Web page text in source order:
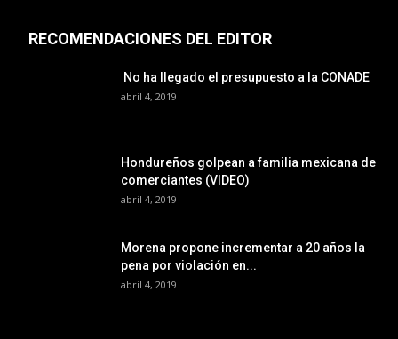
RECOMENDACIONES DEL EDITOR
No ha llegado el presupuesto a la CONADE
abril 4, 2019
Hondureños golpean a familia mexicana de
comerciantes (VIDEO)
abril 4, 2019
Morena propone incrementar a 20 años la
pena por violación en...
abril 4, 2019